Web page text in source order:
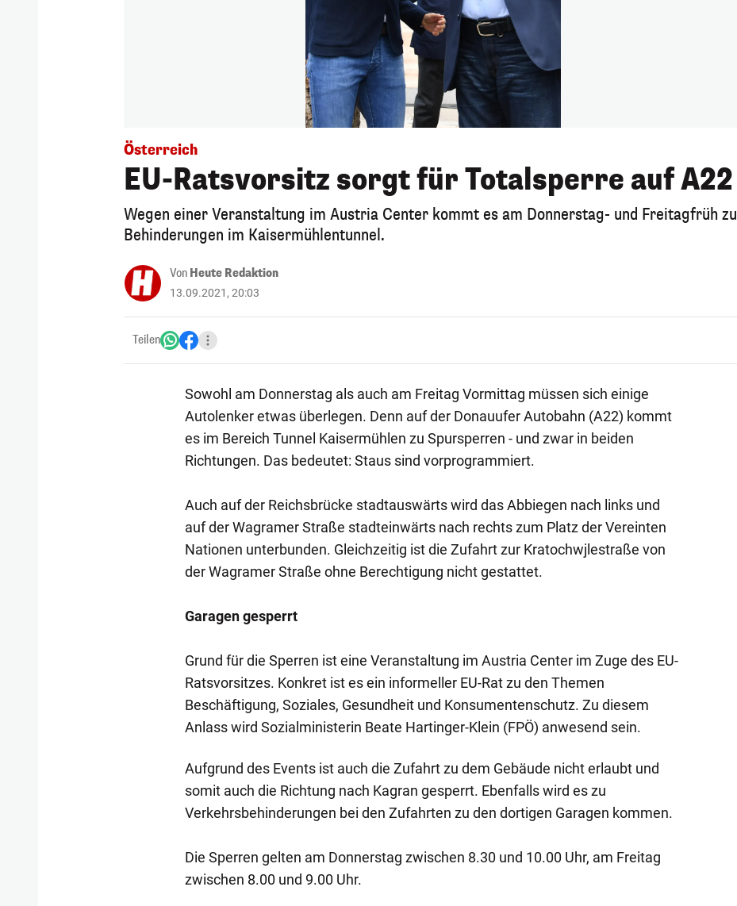
Österreich
EU-Ratsvorsitz sorgt für Totalsperre auf A22
Wegen einer Veranstaltung im Austria Center kommt es am Donnerstag- und Freitagfrüh zu
Behinderungen im Kaisermühlentunnel.
Von Heute Redaktion
13.09.2021, 20:03
Teilen
Sowohl am Donnerstag als auch am Freitag Vormittag müssen sich einige
Autolenker etwas überlegen. Denn auf der Donauufer Autobahn (A22) kommt
es im Bereich Tunnel Kaisermühlen zu Spursperren - und zwar in beiden
Richtungen. Das bedeutet: Staus sind vorprogrammiert.
Auch auf der Reichsbrücke stadtauswärts wird das Abbiegen nach links und
auf der Wagramer Straße stadteinwärts nach rechts zum Platz der Vereinten
Nationen unterbunden. Gleichzeitig ist die Zufahrt zur Kratochwjlestraße von
der Wagramer Straße ohne Berechtigung nicht gestattet.
Garagen gesperrt
Grund für die Sperren ist eine Veranstaltung im Austria Center im Zuge des EU-
Ratsvorsitzes. Konkret ist es ein informeller EU-Rat zu den Themen
Beschäftigung, Soziales, Gesundheit und Konsumentenschutz. Zu diesem
Anlass wird Sozialministerin Beate Hartinger-Klein (FPÖ) anwesend sein.
Aufgrund des Events ist auch die Zufahrt zu dem Gebäude nicht erlaubt und
somit auch die Richtung nach Kagran gesperrt. Ebenfalls wird es zu
Verkehrsbehinderungen bei den Zufahrten zu den dortigen Garagen kommen.
Die Sperren gelten am Donnerstag zwischen 8.30 und 10.00 Uhr, am Freitag
zwischen 8.00 und 9.00 Uhr.